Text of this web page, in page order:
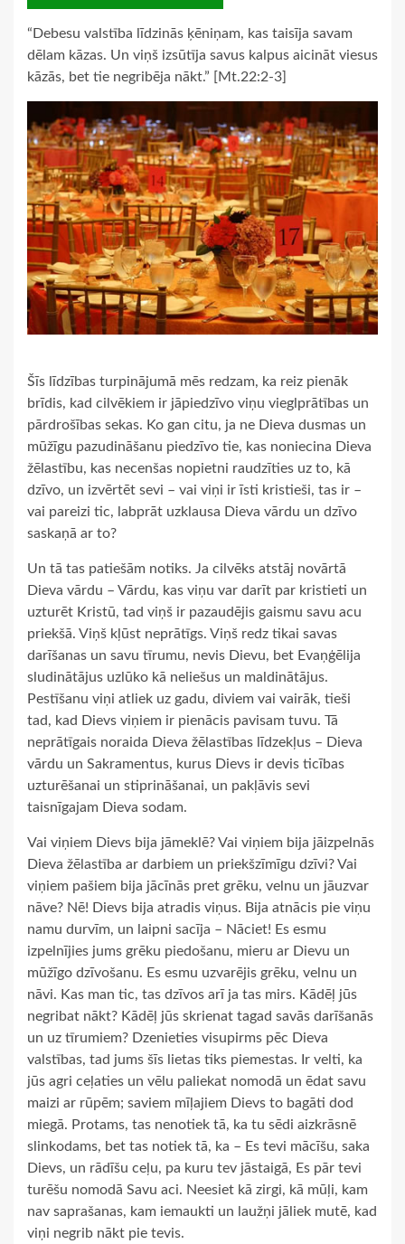
“Debesu valstība līdzinās ķēniņam, kas taisīja savam
dēlam kāzas. Un viņš izsūtīja savus kalpus aicināt viesus
kāzās, bet tie negribēja nākt.” [Mt.22:2-3]
Šīs līdzības turpinājumā mēs redzam, ka reiz pienāk
brīdis, kad cilvēkiem ir jāpiedzīvo viņu vieglprātības un
pārdrošības sekas. Ko gan citu, ja ne Dieva dusmas un
mūžīgu pazudināšanu piedzīvo tie, kas noniecina Dieva
žēlastību, kas necenšas nopietni raudzīties uz to, kā
dzīvo, un izvērtēt sevi – vai viņi ir īsti kristieši, tas ir –
vai pareizi tic, labprāt uzklausa Dieva vārdu un dzīvo
saskaņā ar to?
Un tā tas patiešām notiks. Ja cilvēks atstāj novārtā
Dieva vārdu – Vārdu, kas viņu var darīt par kristieti un
uzturēt Kristū, tad viņš ir pazaudējis gaismu savu acu
priekšā. Viņš kļūst neprātīgs. Viņš redz tikai savas
darīšanas un savu tīrumu, nevis Dievu, bet Evaņģēlija
sludinātājus uzlūko kā neliešus un maldinātājus.
Pestīšanu viņi atliek uz gadu, diviem vai vairāk, tieši
tad, kad Dievs viņiem ir pienācis pavisam tuvu. Tā
neprātīgais noraida Dieva žēlastības līdzekļus – Dieva
vārdu un Sakramentus, kurus Dievs ir devis ticības
uzturēšanai un stiprināšanai, un pakļāvis sevi
taisnīgajam Dieva sodam.
Vai viņiem Dievs bija jāmeklē? Vai viņiem bija jāizpelnās
Dieva žēlastība ar darbiem un priekšzīmīgu dzīvi? Vai
viņiem pašiem bija jācīnās pret grēku, velnu un jāuzvar
nāve? Nē! Dievs bija atradis viņus. Bija atnācis pie viņu
namu durvīm, un laipni sacīja – Nāciet! Es esmu
izpelnījies jums grēku piedošanu, mieru ar Dievu un
mūžīgo dzīvošanu. Es esmu uzvarējis grēku, velnu un
nāvi. Kas man tic, tas dzīvos arī ja tas mirs. Kādēļ jūs
negribat nākt? Kādēļ jūs skrienat tagad savās darīšanās
un uz tīrumiem? Dzenieties visupirms pēc Dieva
valstības, tad jums šīs lietas tiks piemestas. Ir velti, ka
jūs agri ceļaties un vēlu paliekat nomodā un ēdat savu
maizi ar rūpēm; saviem mīļajiem Dievs to bagāti dod
miegā. Protams, tas nenotiek tā, ka tu sēdi aizkrāsnē
slinkodams, bet tas notiek tā, ka – Es tevi mācīšu, saka
Dievs, un rādīšu ceļu, pa kuru tev jāstaigā, Es pār tevi
turēšu nomodā Savu aci. Neesiet kā zirgi, kā mūļi, kam
nav saprašanas, kam iemaukti un laužņi jāliek mutē, kad
viņi negrib nākt pie tevis.